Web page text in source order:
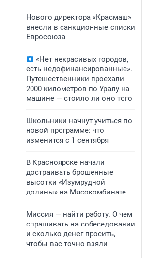
Нового директора «Красмаш»
внесли в санкционные списки
Евросоюза
«Нет некрасивых городов,
есть недофинансированные».
Путешественники проехали
2000 километров по Уралу на
машине — стоило ли оно того
Школьники начнут учиться по
новой программе: что
изменится с 1 сентября
В Красноярске начали
достраивать брошенные
высотки «Изумрудной
долины» на Мясокомбинате
Миссия — найти работу. О чем
спрашивать на собеседовании
и сколько денег просить,
чтобы вас точно взяли